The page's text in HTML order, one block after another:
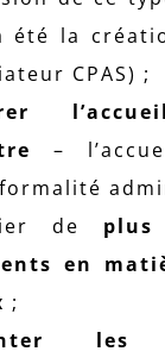
été la
CPAS) ;
–
formalité
de
en
;
les